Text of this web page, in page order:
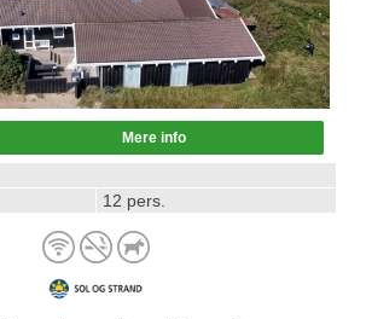
Mere info
12 pers.